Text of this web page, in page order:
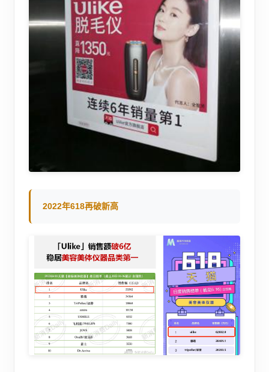
2022年618再破新高